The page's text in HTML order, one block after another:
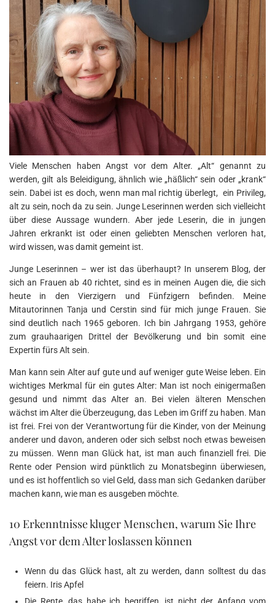
Viele Menschen haben Angst vor dem Alter. „Alt“ genannt zu
werden, gilt als Beleidigung, ähnlich wie „häßlich“ sein oder „krank“
sein. Dabei ist es doch, wenn man mal richtig überlegt, ein Privileg,
alt zu sein, noch da zu sein. Junge Leserinnen werden sich vielleicht
über diese Aussage wundern. Aber jede Leserin, die in jungen
Jahren erkrankt ist oder einen geliebten Menschen verloren hat,
wird wissen, was damit gemeint ist.
Junge Leserinnen – wer ist das überhaupt? In unserem Blog, der
sich an Frauen ab 40 richtet, sind es in meinen Augen die, die sich
heute in den Vierzigern und Fünfzigern befinden. Meine
Mitautorinnen Tanja und Cerstin sind für mich junge Frauen. Sie
sind deutlich nach 1965 geboren. Ich bin Jahrgang 1953, gehöre
zum grauhaarigen Drittel der Bevölkerung und bin somit eine
Expertin fürs Alt sein.
Man kann sein Alter auf gute und auf weniger gute Weise leben. Ein
wichtiges Merkmal für ein gutes Alter: Man ist noch einigermaßen
gesund und nimmt das Alter an. Bei vielen älteren Menschen
wächst im Alter die Überzeugung, das Leben im Griff zu haben. Man
ist frei. Frei von der Verantwortung für die Kinder, von der Meinung
anderer und davon, anderen oder sich selbst noch etwas beweisen
zu müssen. Wenn man Glück hat, ist man auch finanziell frei. Die
Rente oder Pension wird pünktlich zu Monatsbeginn überwiesen,
und es ist hoffentlich so viel Geld, dass man sich Gedanken darüber
machen kann, wie man es ausgeben möchte.
10 Erkenntnisse kluger Menschen, warum Sie Ihre
Angst vor dem Alter loslassen können
Wenn du das Glück hast, alt zu werden, dann solltest du das
feiern. Iris Apfel